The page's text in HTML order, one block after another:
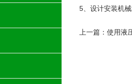
5、设计安装机
上一篇： 使用液